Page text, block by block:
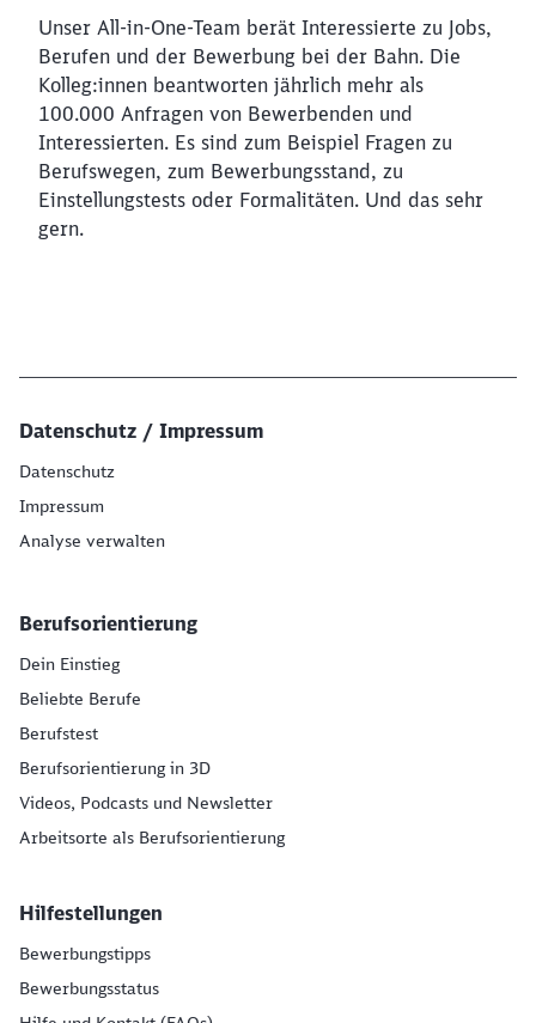
Unser All-in-One-Team berät Interessierte zu Jobs,
Berufen und der Bewerbung bei der Bahn. Die
Kolleg:innen beantworten jährlich mehr als
100.000 Anfragen von Bewerbenden und
Interessierten. Es sind zum Beispiel Fragen zu
Berufswegen, zum Bewerbungsstand, zu
Einstellungstests oder Formalitäten. Und das sehr
gern.
Datenschutz / Impressum
Datenschutz
Impressum
Analyse verwalten
Berufsorientierung
Dein Einstieg
Beliebte Berufe
Berufstest
Berufsorientierung in 3D
Videos, Podcasts und Newsletter
Arbeitsorte als Berufsorientierung
Hilfestellungen
Bewerbungstipps
Bewerbungsstatus